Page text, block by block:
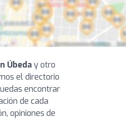
Úbeday otro
el directorio
encontrar
de cada
opiniones de